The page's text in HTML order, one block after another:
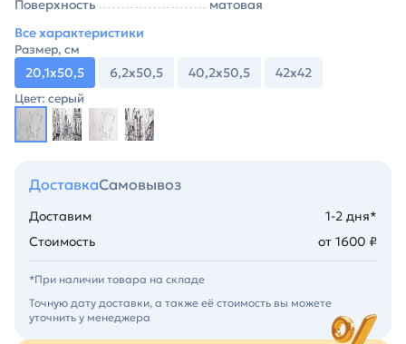
Поверхность
матовая
Все характеристики
Размер, см
20,1х50,5 6,2х50,5 40,2х50,5 42х42
Цвет: серый
ДоставкаСамовывоз
Доставим
1-2 дня*
Стоимость
от 1600 ₽
*При наличии товара на складе
Точную дату доставки, а также её стоимость вы можете
уточнить у менеджера